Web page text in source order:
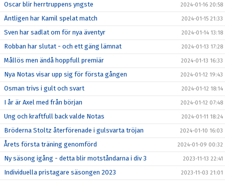
Oscar blir herrtruppens yngste 2024-01-16 20:58
Äntligen har Kamil spelat match 2024-01-15 21:33
Sven har sadlat om för nya äventyr 2024-01-14 13:18
Robban har slutat - och ett gäng lämnat 2024-01-13 17:28
Mållös men ändå hoppfull premiär 2024-01-13 16:33
Nya Notas visar upp sig för första gången 2024-01-12 19:43
Osman trivs i gult och svart 2024-01-12 18:14
I år är Axel med från början 2024-01-12 07:48
Ung och kraftfull back valde Notas 2024-01-11 18:24
Bröderna Stoltz återförenade i gulsvarta tröjan 2024-01-10 16:03
Årets första träning genomförd 2024-01-09 00:32
Ny säsong igång - detta blir motståndarna i div 3 2023-11-13 22:41
Individuella pristagare säsongen 2023 2023-11-03 21:01